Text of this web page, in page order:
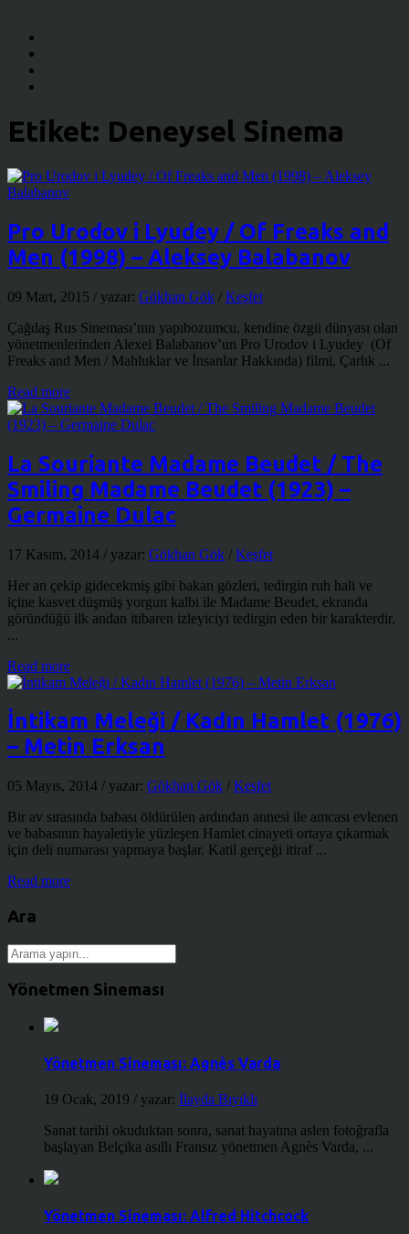
Etiket: Deneysel Sinema
Pro Urodov i Lyudey / Of Freaks and
Men (1998) – Aleksey Balabanov
09 Mart, 2015 / yazar: Gökhan Gök / Keşfet
Çağdaş Rus Sineması’nın yapıbozumcu, kendine özgü dünyası olan
yönetmenlerinden Alexei Balabanov’un Pro Urodov i Lyudey (Of
Freaks and Men / Mahluklar ve İnsanlar Hakkında) filmi, Çarlık ...
Read more
La Souriante Madame Beudet / The
Smiling Madame Beudet (1923) –
Germaine Dulac
17 Kasım, 2014 / yazar: Gökhan Gök / Keşfet
Her an çekip gidecekmiş gibi bakan gözleri, tedirgin ruh hali ve
içine kasvet düşmüş yorgun kalbi ile Madame Beudet, ekranda
göründüğü ilk andan itibaren izleyiciyi tedirgin eden bir karakterdir.
...
Read more
İntikam Meleği / Kadın Hamlet (1976)
– Metin Erksan
05 Mayıs, 2014 / yazar: Gökhan Gök / Keşfet
Bir av sırasında babası öldürülen ardından annesi ile amcası evlenen
ve babasının hayaletiyle yüzleşen Hamlet cinayeti ortaya çıkarmak
için deli numarası yapmaya başlar. Katil gerçeği itiraf ...
Read more
Ara
Yönetmen Sineması
Yönetmen Sineması: Agnès Varda
19 Ocak, 2019 / yazar: İlayda Bıyıklı
Sanat tarihi okuduktan sonra, sanat hayatına aslen fotoğrafla
başlayan Belçika asıllı Fransız yönetmen Agnès Varda, ...
Yönetmen Sineması: Alfred Hitchcock